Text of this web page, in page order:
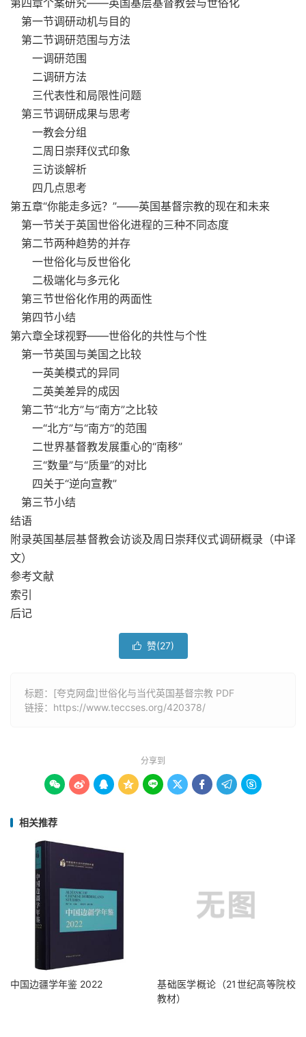
第四章个案研究——英国基层基督教会与世俗化
第一节调研动机与目的
第二节调研范围与方法
一调研范围
二调研方法
三代表性和局限性问题
第三节调研成果与思考
一教会分组
二周日崇拜仪式印象
三访谈解析
四几点思考
第五章“你能走多远？”——英国基督宗教的现在和未来
第一节关于英国世俗化进程的三种不同态度
第二节两种趋势的并存
一世俗化与反世俗化
二极端化与多元化
第三节世俗化作用的两面性
第四节小结
第六章全球视野——世俗化的共性与个性
第一节英国与美国之比较
一英美模式的异同
二英美差异的成因
第二节“北方”与“南方”之比较
一“北方”与“南方”的范围
二世界基督教发展重心的“南移”
三“数量”与“质量”的对比
四关于“逆向宣教”
第三节小结
结语
附录英国基层基督教会访谈及周日崇拜仪式调研概录（中译
文）
参考文献
索引
后记
 赞(27)
标题：[夸克网盘]世俗化与当代英国基督宗教 PDF
链接： https://www.teccses.org/420378/
分享到
        
相关推荐
中国边疆学年鉴 2022
基础医学概论（21世纪高等院校
教材）